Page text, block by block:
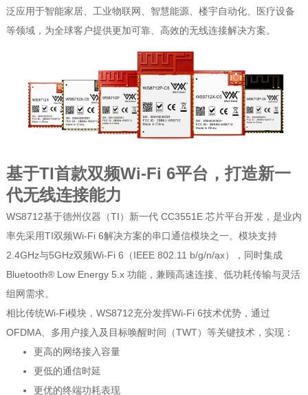
泛应用于智能家居、工业物联网、智慧能源、楼宇自动化、医疗设备
等领域，为全球客户提供更加可靠、高效的无线连接解决方案。
基于TI首款双频Wi-Fi 6平台，打造新一
代无线连接能力
WS8712基于德州仪器（TI）新一代 CC3551E 芯片平台开发，是业内
率先采用TI双频Wi-Fi 6解决方案的串口通信模块之一。模块支持
2.4GHz与5GHz双频Wi-Fi 6（IEEE 802.11 b/g/n/ax），同时集成
Bluetooth® Low Energy 5.x 功能，兼顾高速连接、低功耗传输与灵活
组网需求。
相比传统Wi-Fi模块，WS8712充分发挥Wi-Fi 6技术优势，通过
OFDMA、多用户接入及目标唤醒时间（TWT）等关键技术，实现：
更高的网络接入容量
更低的通信时延
更优的终端功耗表现